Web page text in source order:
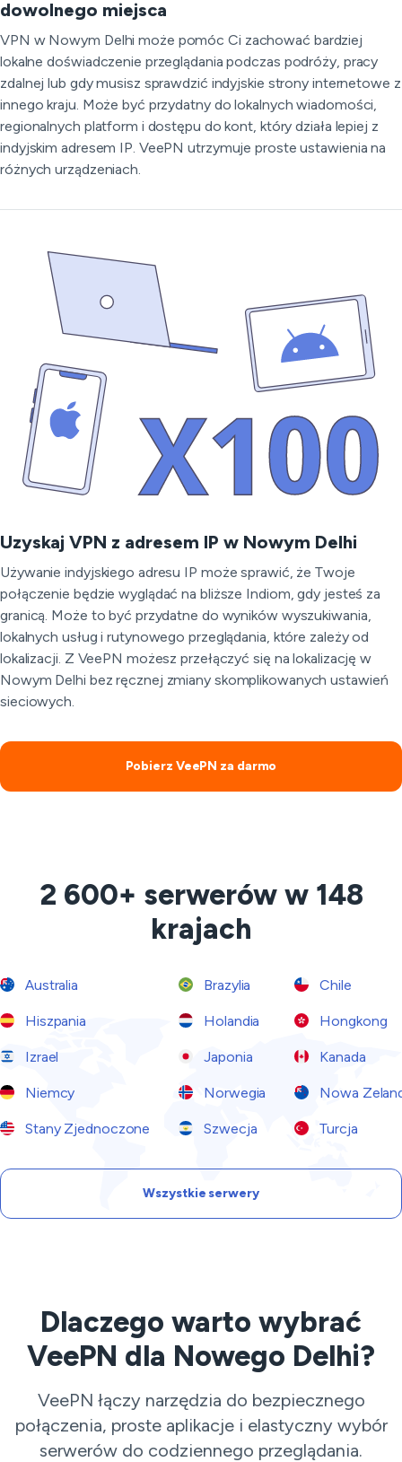
dowolnego miejsca
VPN w Nowym Delhi może pomóc Ci zachować bardziej
lokalne doświadczenie przeglądania podczas podróży, pracy
zdalnej lub gdy musisz sprawdzić indyjskie strony internetowe z
innego kraju. Może być przydatny do lokalnych wiadomości,
regionalnych platform i dostępu do kont, który działa lepiej z
indyjskim adresem IP. VeePN utrzymuje proste ustawienia na
różnych urządzeniach.
Uzyskaj VPN z adresem IP w Nowym Delhi
Używanie indyjskiego adresu IP może sprawić, że Twoje
połączenie będzie wyglądać na bliższe Indiom, gdy jesteś za
granicą. Może to być przydatne do wyników wyszukiwania,
lokalnych usług i rutynowego przeglądania, które zależy od
lokalizacji. Z VeePN możesz przełączyć się na lokalizację w
Nowym Delhi bez ręcznej zmiany skomplikowanych ustawień
sieciowych.
Pobierz VeePN za darmo
2 600+ serwerów w 148
krajach
Australia Brazylia Chile
Hiszpania Holandia Hongkong
Izrael Japonia Kanada
Niemcy Norwegia Nowa
Stany Zjednoczone Szwecja Turcja
Wszystkie serwery
Dlaczego warto wybrać
VeePN dla Nowego Delhi?
VeePN łączy narzędzia do bezpiecznego
połączenia, proste aplikacje i elastyczny wybór
serwerów do codziennego przeglądania.